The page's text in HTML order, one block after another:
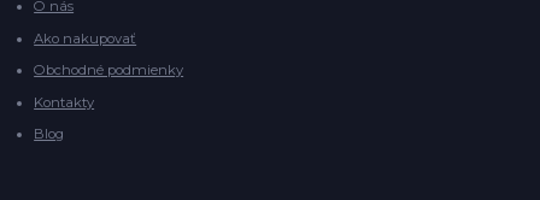
O nás
Ako nakupovať
Obchodné podmienky
Kontakty
Blog